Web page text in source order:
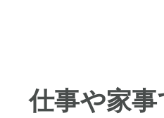
仕事や家